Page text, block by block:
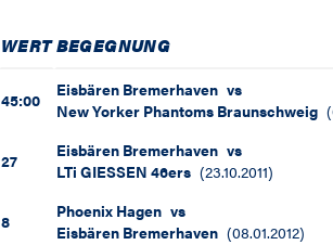
WERTBEGEGNUNG
45:00 Eisbären Bremerhaven vs
New Yorker Phantoms Braunschweig (
27 Eisbären Bremerhaven vs
LTi GIESSEN 46ers (23.10.2011)
8 Phoenix Hagen vs
Eisbären Bremerhaven (08.01.2012)